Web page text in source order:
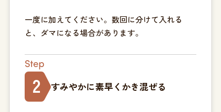
一度に加えてください。数回に分けて入れる
と、ダマになる場合があります。
Step
2 すみやかに素早く かき混ぜる